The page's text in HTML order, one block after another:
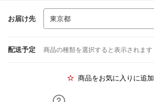
お届け先
配送予定 商品の種類を選択すると表示されます
商品をお気に入りに追加